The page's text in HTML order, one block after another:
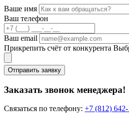
Ваше имя
Ваш телефон
Ваш email
Прикрепить счёт от конкурента
Отправить заявку
Заказать звонок менеджера!
Связаться по телефону: +7 (812)